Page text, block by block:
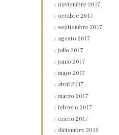
noviembre2017
octubre2017
septiembre2017
agosto2017
julio2017
junio2017
mayo2017
abril2017
marzo2017
febrero2017
enero2017
diciembre2016